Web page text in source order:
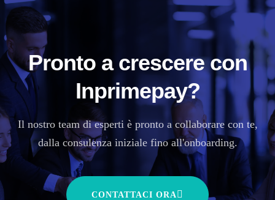
Pronto a crescere con
Inprimepay?
Il nostro team di esperti è pronto a collaborare con te,
dalla consulenza iniziale fino all'onboarding.
CONTATTACI ORA